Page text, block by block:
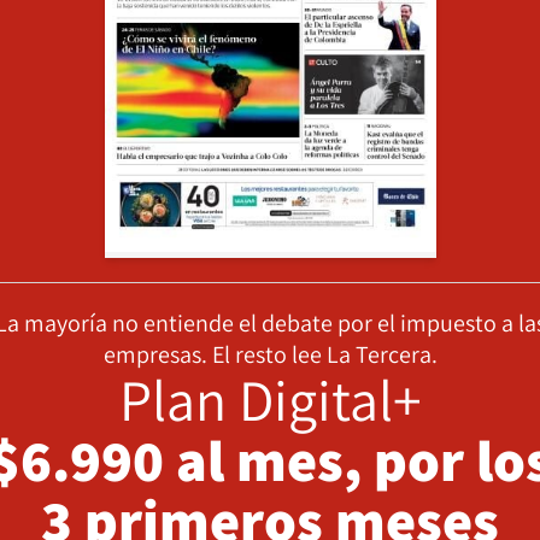
mayoría no entiende el debate por el impuesto a
empresas. El resto lee La Tercera.
Plan Digital+
al mes, por
3 primeros meses